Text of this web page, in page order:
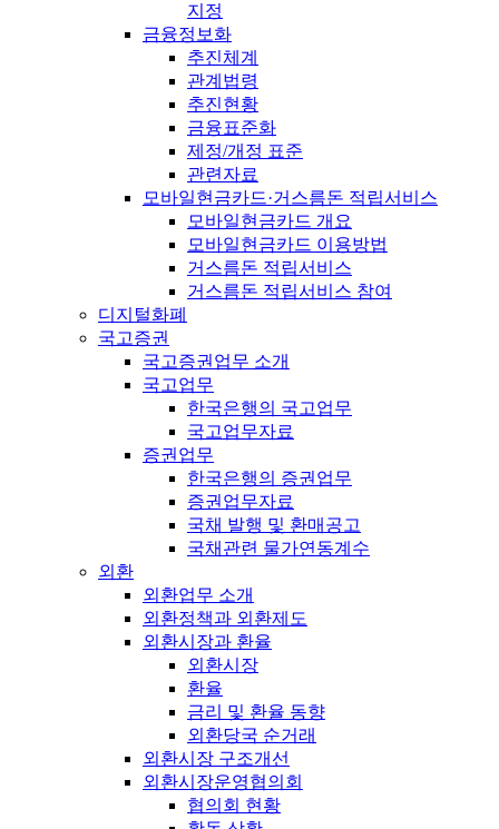
지정
금융정보화
추진체계
관계법령
추진현황
금융표준화
제정/개정 표준
관련자료
모바일현금카드·거스름돈 적립서비스
모바일현금카드 개요
모바일현금카드 이용방법
거스름돈 적립서비스
거스름돈 적립서비스 참여
디지털화폐
국고증권
국고증권업무 소개
국고업무
한국은행의 국고업무
국고업무자료
증권업무
한국은행의 증권업무
증권업무자료
국채 발행 및 환매공고
국채관련 물가연동계수
외환
외환업무 소개
외환정책과 외환제도
외환시장과 환율
외환시장
환율
금리 및 환율 동향
외환당국 순거래
외환시장 구조개선
외환시장운영협의회
협의회 현황